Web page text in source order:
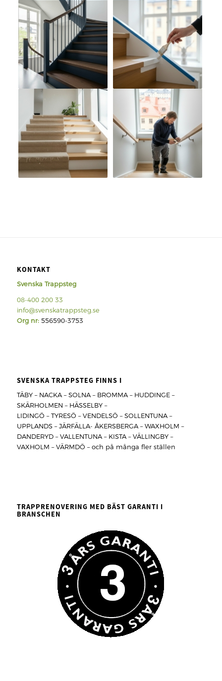
KONTAKT
Svenska Trappsteg
08-400 200 33
info@svenskatrappsteg.se
Org nr:556590-3753
SVENSKA TRAPPSTEG FINNS I
TÄBY – NACKA – SOLNA – BROMMA – HUDDINGE –
SKÄRHOLMEN – HÄSSELBY –
LIDINGÖ – TYRESÖ – VENDELSÖ – SOLLENTUNA –
UPPLANDS – JÄRFÄLLA- ÅKERSBERGA – WAXHOLM –
DANDERYD – VALLENTUNA – KISTA – VÄLLINGBY –
VAXHOLM – VÄRMDÖ – och på många fler ställen
TRAPPRENOVERING MED BÄST GARANTI I
BRANSCHEN